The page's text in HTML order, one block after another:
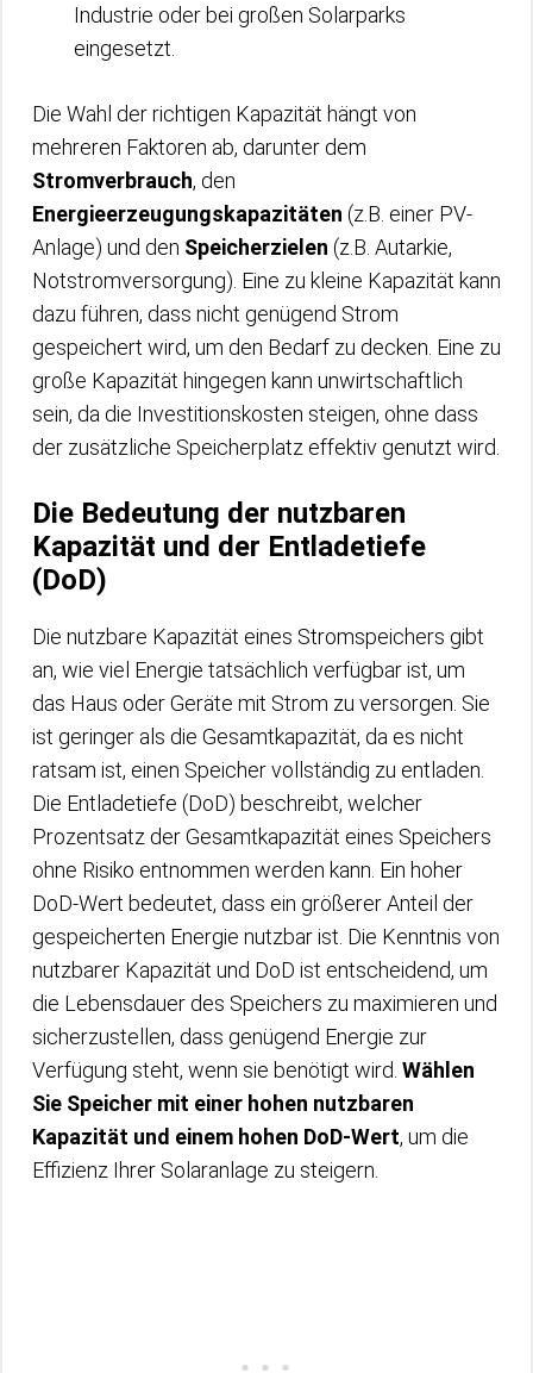
Industrie oder bei großen Solarparks
eingesetzt.
Die Wahl der richtigen Kapazität hängt von
mehreren Faktoren ab, darunter dem
Stromverbrauch, den
Energieerzeugungskapazitäten (z.B. einer PV-
Anlage) und den Speicherzielen (z.B. Autarkie,
Notstromversorgung). Eine zu kleine Kapazität kann
dazu führen, dass nicht genügend Strom
gespeichert wird, um den Bedarf zu decken. Eine zu
große Kapazität hingegen kann unwirtschaftlich
sein, da die Investitionskosten steigen, ohne dass
der zusätzliche Speicherplatz effektiv genutzt wird.
Die Bedeutung der nutzbaren
Kapazität und der Entladetiefe
(DoD)
Die nutzbare Kapazität eines Stromspeichers gibt
an, wie viel Energie tatsächlich verfügbar ist, um
das Haus oder Geräte mit Strom zu versorgen. Sie
ist geringer als die Gesamtkapazität, da es nicht
ratsam ist, einen Speicher vollständig zu entladen.
Die Entladetiefe (DoD) beschreibt, welcher
Prozentsatz der Gesamtkapazität eines Speichers
ohne Risiko entnommen werden kann. Ein hoher
DoD-Wert bedeutet, dass ein größerer Anteil der
gespeicherten Energie nutzbar ist. Die Kenntnis von
nutzbarer Kapazität und DoD ist entscheidend, um
die Lebensdauer des Speichers zu maximieren und
sicherzustellen, dass genügend Energie zur
Verfügung steht, wenn sie benötigt wird. Wählen
Sie Speicher mit einer hohen nutzbaren
Kapazität und einem hohen DoD-Wert, um die
Effizienz Ihrer Solaranlage zu steigern.